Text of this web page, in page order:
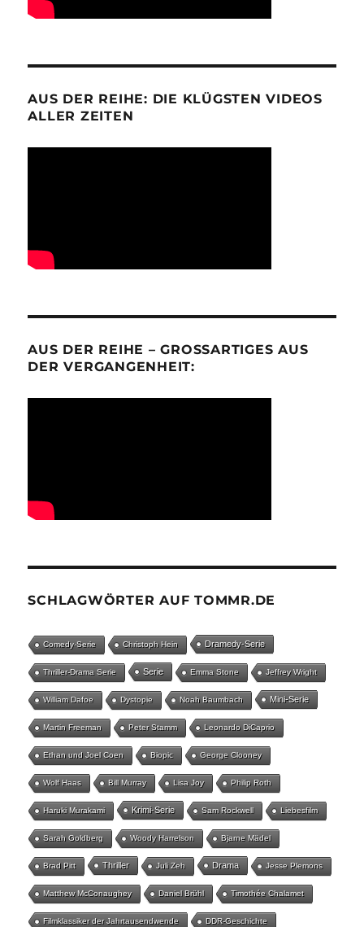
AUS DER REIHE: DIE KLÜGSTEN VIDEOS
ALLER ZEITEN
AUS DER REIHE – GROSSARTIGES AUS D
ER VERGANGENHEIT:
SCHLAGWÖRTER AUF TOMMR.DE
Comedy-Serie Christoph Hein Dramedy-Serie
Thriller-Drama Serie Serie Emma Stone Jeffrey Wright
William Dafoe Dystopie Noah Baumbach Mini-Serie
Martin Freeman Peter Stamm Leonardo DiCaprio
Ethan und Joel Coen Biopic George Clooney
Wolf Haas Bill Murray Lisa Joy Philip Roth
Haruki Murakami Krimi-Serie Sam Rockwell Liebesfilm
Sarah Goldberg Woody Harrelson Bjarne Mädel
Brad Pitt Thriller Juli Zeh Drama Jesse Plemons
Matthew McConaughey Daniel Brühl Timothée Chalamet
Filmklassiker der Jahrtausendwende DDR-Geschichte